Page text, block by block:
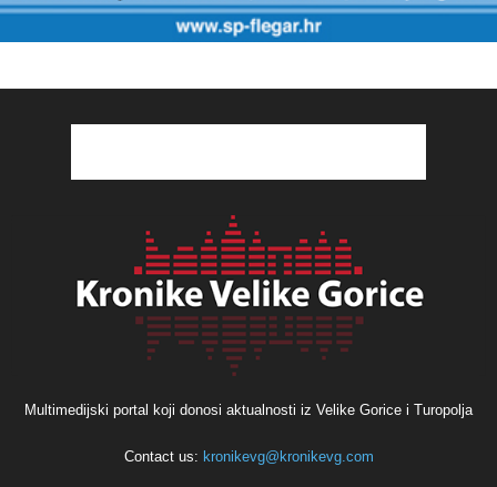
Multimedijski portal koji donosi aktualnosti iz Velike Gorice i Turopolja
Contact us: kronikevg@kronikevg.com